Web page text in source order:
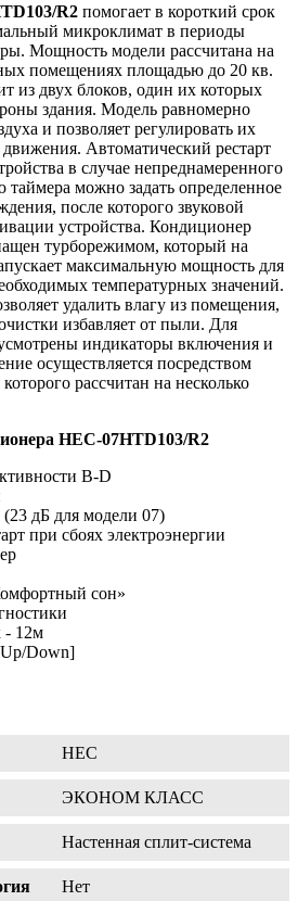
R2 помогает в короткий срок
микроклимат в периоды
Мощность модели рассчитана на
помещениях площадью до 20 кв.
из двух блоков, один их которых
здания. Модель равномерно
и позволяет регулировать их
Автоматический рестарт
в случае непреднамеренного
можно задать определенное
после которого звуковой
устройства. Кондиционер
турборежимом, который на
максимальную мощность для
температурных значений.
удалить влагу из помещения,
избавляет от пыли. Для
индикаторы включения и
осуществляется посредством
рассчитан на несколько
HEC-07HTD103/R2
B-D
дБ для модели 07)
при сбоях электроэнергии
сон»
- 12м
Down]
HEC
ЭКОНОМ КЛАСС
Настенная сплит-система
Нет